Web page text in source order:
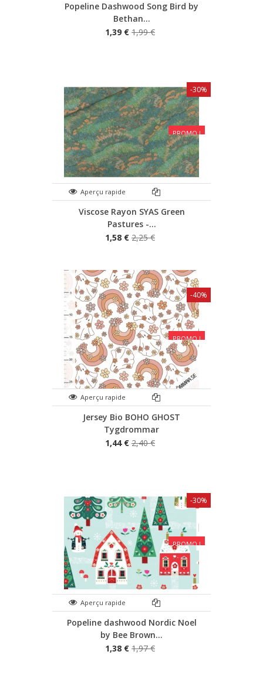
Popeline Dashwood Song Bird by
Bethan...
1,39 € 1,99 €
PROMO !
Aperçu rapide
Viscose Rayon SYAS Green
Pastures -...
1,58 € 2,25 €
-30%
PROMO !
Aperçu rapide
Jersey Bio BOHO GHOST
Tygdrommar
1,44 € 2,40 €
-40%
PROMO !
Aperçu rapide
Popeline dashwood Nordic Noel
by Bee Brown...
1,38 € 1,97 €
-30%